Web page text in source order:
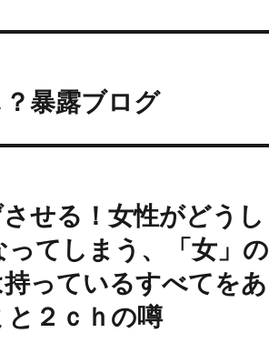
暴露ブログ
せる！女性がどうし
てしまう、「女」の
っているすべてをあ
２ｃｈの噂